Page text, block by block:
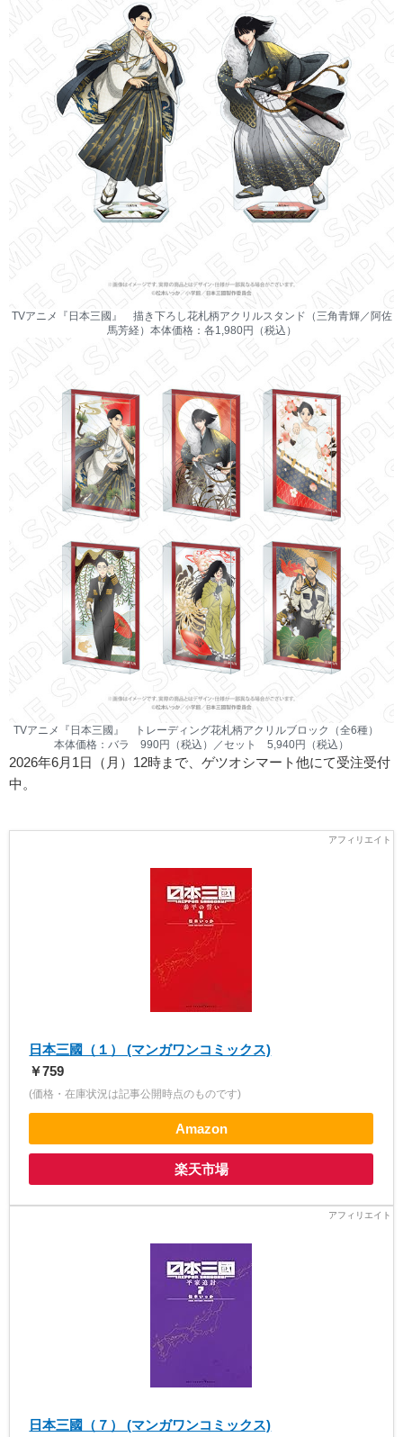
TVアニメ『日本三國』 描き下ろし花札柄アクリルスタンド（三角青輝／阿佐
馬芳経）本体価格：各1,980円（税込）
TVアニメ『日本三國』 トレーディング花札柄アクリルブロック（全6種）
本体価格：バラ 990円（税込）／セット 5,940円（税込）
2026年6月1日（月）12時まで、ゲツオシマート他にて受注受付
中。
日本三國（１） (マンガワンコミックス)
￥759
(価格・在庫状況は記事公開時点のものです)
Amazon
楽天市場
日本三國（７） (マンガワンコミックス)